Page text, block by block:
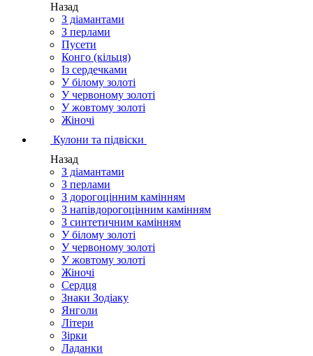
Назад
З діамантами
З перлами
Пусети
Конго (кільця)
Із сердечками
У білому золоті
У червоному золоті
У жовтому золоті
Жіночі
Кулони та підвіски
Назад
З діамантами
З перлами
З дорогоцінним камінням
З напівдорогоцінним камінням
З синтетичним камінням
У білому золоті
У червоному золоті
У жовтому золоті
Жіночі
Сердця
Знаки Зодіаку
Янголи
Літери
Зірки
Ладанки